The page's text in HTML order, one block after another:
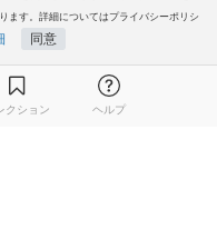
ます。詳細についてはプライバシーポリシ
同意
ご意見・ご要望
クション ヘルプ